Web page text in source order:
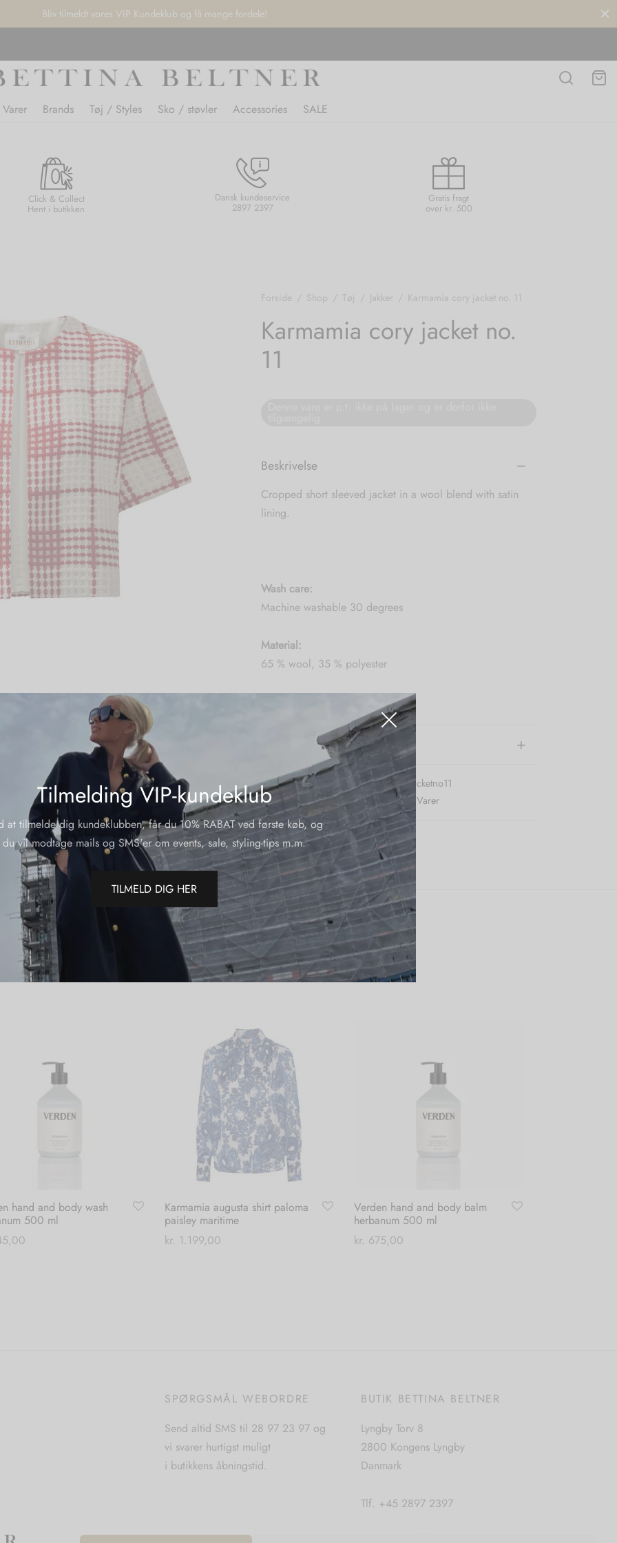
Tilmelding VIP-kundeklub
at tilmelde dig kundeklubben, får du 10% RABAT ved første køb, og
du vil modtage mails og SMS'er om events, sale, styling-tips m.m.
TILMELD DIG HER
Bliv tilmeldt vores VIP Kundeklub og få mange fordele!
Brands Tøj / Styles Sko / støvler Accessories SALE
Click & Collect
Hent i butikken
Dansk kundeservice
2897 2397
Gratis fragt
over kr. 500
Forside / Shop / Tøj / Jakker / Karmamia cory jacket no. 11
Karmamia cory jacket no.
11
Beskrivelse
Cropped short sleeved jacket in a wool blend with satin
lining.
Wash care:
Machine washable 30 degrees
Material:
65 % wool, 35 % polyester
Yderligere information
Varenummer (SKU):
Karmamiacoryjacketno11
Kategorier: Jakker Karmamia, Nye Varer
Del
hand and body wash
500 ml
Karmamia augusta shirt paloma
paisley maritime
kr. 1.199,00
på
varesiden
Verden hand and body balm
herbanum 500 ml
kr. 675,00
SPØRGSMÅL WEBORDRE
Send altid SMS til 28 97 23 97 og
vi svarer hurtigst muligt
i butikkens åbningstid.
BUTIK BETTINA BELTNER
Lyngby Torv 8
2800 Kongens Lyngby
Danmark
Tlf. +45 2897 2397